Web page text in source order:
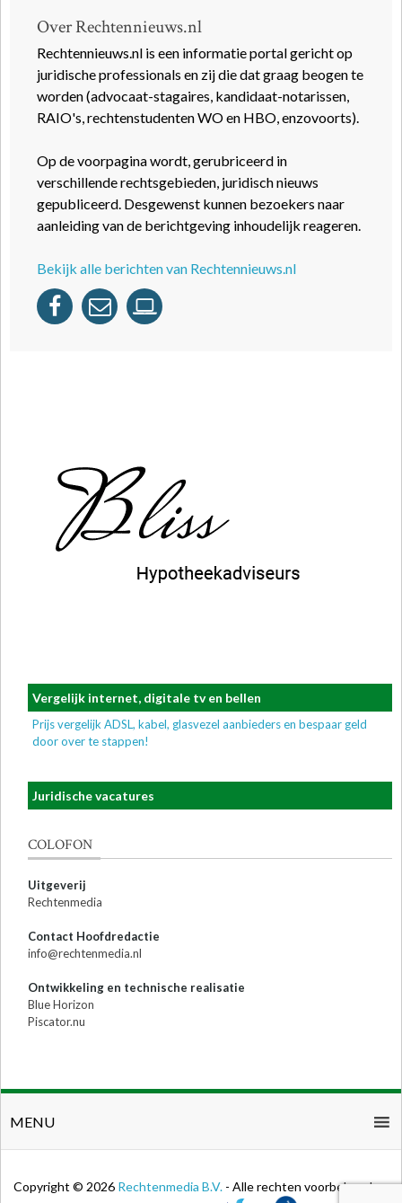
Over Rechtennieuws.nl
Rechtennieuws.nl is een informatie portal gericht op
juridische professionals en zij die dat graag beogen te
worden (advocaat-stagaires, kandidaat-notarissen,
RAIO's, rechtenstudenten WO en HBO, enzovoorts).
Op de voorpagina wordt, gerubriceerd in
verschillende rechtsgebieden, juridisch nieuws
gepubliceerd. Desgewenst kunnen bezoekers naar
aanleiding van de berichtgeving inhoudelijk reageren.
Bekijk alle berichten van Rechtennieuws.nl
Vergelijk internet, digitale tv en bellen
Prijs vergelijk ADSL, kabel, glasvezel aanbieders en bespaar geld
door over te stappen!
Juridische vacatures
COLOFON
Uitgeverij
Rechtenmedia
Contact Hoofdredactie
info@rechtenmedia.nl
Ontwikkeling en technische realisatie
Blue Horizon
Piscator.nu
MENU
Copyright © 2026 Rechtenmedia B.V. - Alle rechten voorbehouden.